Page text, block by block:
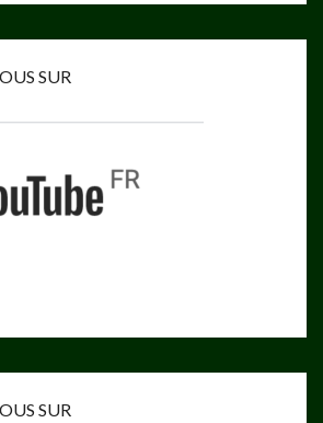
SUR
SUR